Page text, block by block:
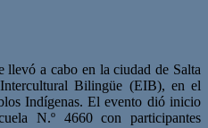
a cabo en la ciudad de Salta
Bilingüe (EIB), en el
Indígenas. El evento dió inicio
N.º 4660 con participantes